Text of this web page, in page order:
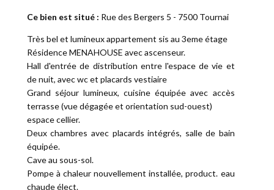
Ce bien est situé : Rue des Bergers 5 - 7500 Tournai
Très bel et lumineux appartement sis au 3eme étage
Résidence MENAHOUSE avec ascenseur.
Hall d'entrée de distribution entre l'espace de vie et
de nuit, avec wc et placards vestiaire
Grand séjour lumineux, cuisine équipée avec accès
terrasse (vue dégagée et orientation sud-ouest)
espace cellier.
Deux chambres avec placards intégrés, salle de bain
équipée.
Cave au sous-sol.
Pompe à chaleur nouvellement installée, product. eau
chaude élect.